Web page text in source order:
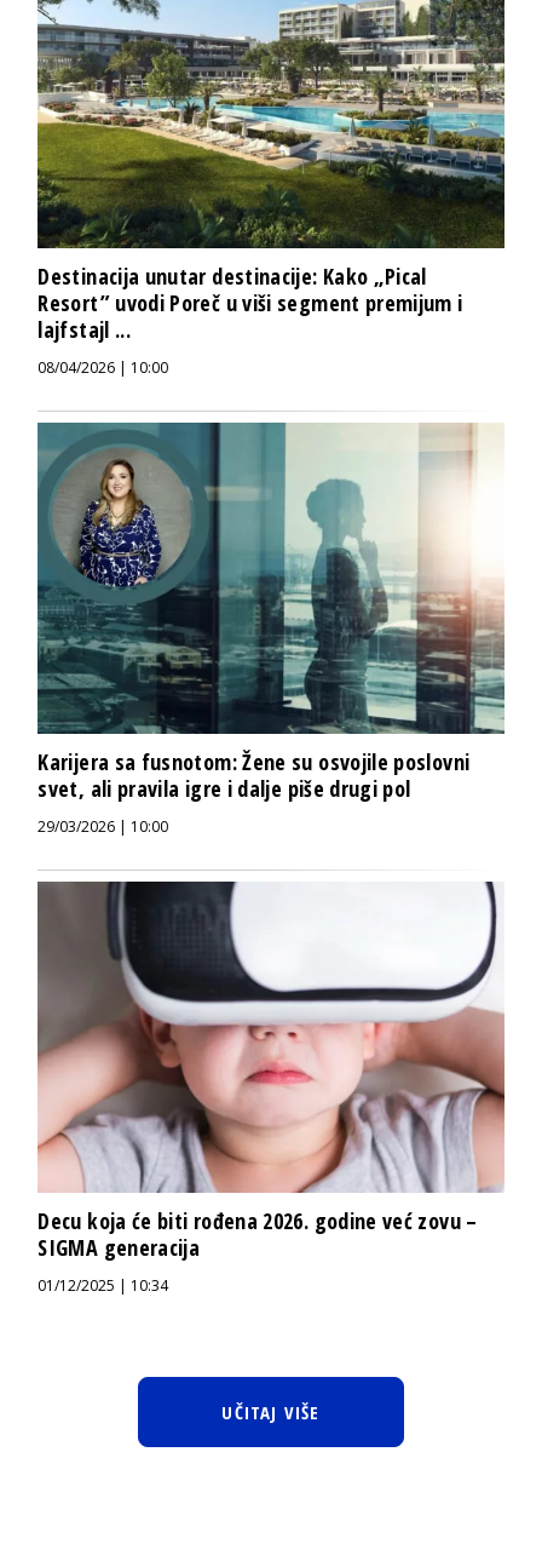
Destinacija unutar destinacije: Kako „Pical
Resort” uvodi Poreč u viši segment premijum i
lajfstajl ...
08/04/2026 | 10:00
Karijera sa fusnotom: Žene su osvojile poslovni
svet, ali pravila igre i dalje piše drugi pol
29/03/2026 | 10:00
Decu koja će biti rođena 2026. godine već zovu –
SIGMA generacija
01/12/2025 | 10:34
UČITAJ VIŠE